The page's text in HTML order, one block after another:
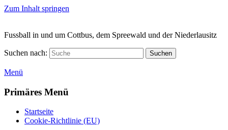
Zum Inhalt springen
Fussball in und um Cottbus, dem Spreewald und der Niederlausitz
Suchen nach: Suchen
Menü
Primäres Menü
Startseite
Cookie-Richtlinie (EU)